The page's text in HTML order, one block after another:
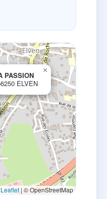
PASSION
ELVEN
×
|© OpenStreetMap